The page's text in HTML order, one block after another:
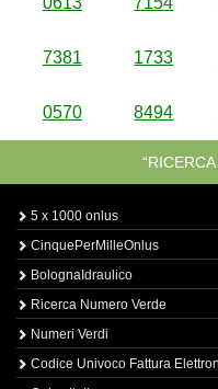
7381 1733
0570 8494
5 x 1000 onlus
CinquePerMilleOnlus
BolognaIdraulico
Ricerca Numero Verde
Numeri Verdi
Codice Univoco Fattura